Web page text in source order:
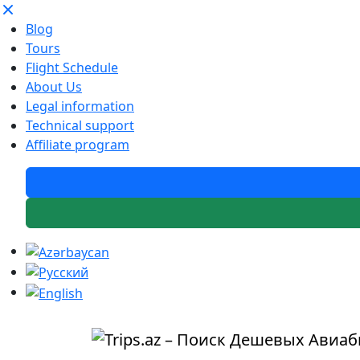
Blog
Tours
Flight Schedule
About Us
Legal information
Technical support
Affiliate program